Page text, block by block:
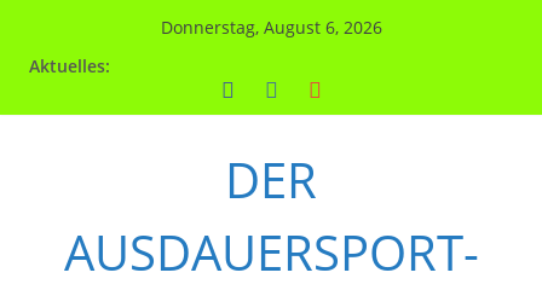
Donnerstag, August 6, 2026
Aktuelles:
DER
AUSDAUERSPORT-